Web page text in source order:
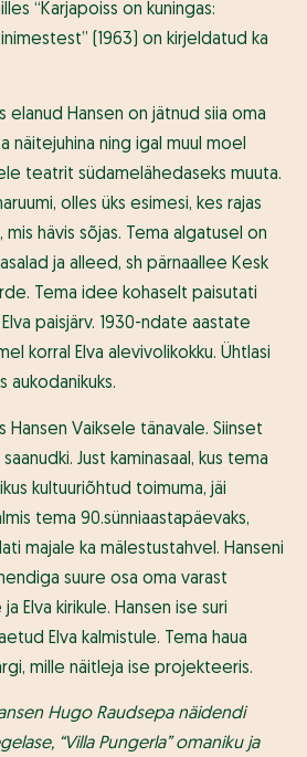
“Karjapoiss on kuningas:
(1963) on kirjeldatud ka
elanud Hansen on jätnud siia oma
näitejuhina ning igal muul moel
teatrit südamelähedaseks muuta.
olles üks esimesi, kes rajas
hävis sõjas. Tema algatusel on
ja alleed, sh pärnaallee Kesk
Tema idee kohaselt paisutati
paisjärv. 1930-ndate aastate
korral Elva alevivolikokku. Ühtlasi
aukodanikuks.
Hansen Vaiksele tänavale. Siinset
Just kaminasaal, kus tema
kultuuriõhtud toimuma, jäi
tema 90.sünniaastapäevaks,
majale ka mälestustahvel. Hanseni
suure osa oma varast
Elva kirikule. Hansen ise suri
Elva kalmistule. Tema haua
mille näitleja ise projekteeris.
Hugo Raudsepa näidendi
“Villa Pungerla” omaniku ja